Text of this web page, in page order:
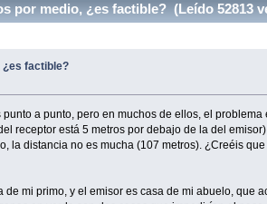
por medio, ¿es factible? (Leído 52813
¿es factible?
a punto, pero en muchos de ellos, el
receptor está 5 metros por debajo de la del
la distancia no es mucha (107 metros). ¿Creéis
mi primo, y el emisor es casa de mi abuelo, que